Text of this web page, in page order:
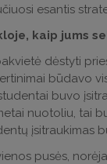
esantis
kaip jums
dėstyti
būdavo
buvo
nuotoliu, tai
įsitraukimas
pusės,